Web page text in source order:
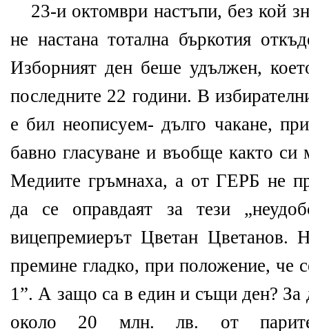
23-и октомври настъпи, без кой
не настана тотална бъркотия
Изборният ден беше удължен,
последните 22 години. В
е бил неописуем- дълго чакане,
бавно гласуване и въобще както
Медиите гръмнаха, а от ГЕРБ не
да се оправдаят за тези
вицепремиерът Цветан Цветанов.
премине гладко, при положение, че
1”. А защо са в един и същи ден? За
около 20 млн. лв. от парите